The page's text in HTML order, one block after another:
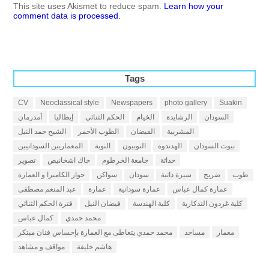
This site uses Akismet to reduce spam. Learn how your
comment data is processed.
Tags
CV Neoclassical style Newspapers photo gallery
Suakin
أمدرمان
إيطاليا الحكم الثنائي الخيام الرشايدة
السودان
الشيخ حمد النيل
الطوب الأحمر الفيضان
المشربية
المعماريين السودانيين
النوبة النوبيون الهدندوة
بيوت السودان
تصوير
جاك اشخانيص جامعة الخرطوم
حداثة
حوار الكاميرا و العمارة
سواكن سودان سيرة ذاتية ضريح
طوب
عبد المنعم مصطفى
عمارة عمارة سودانية
عمارة كمال عباس
فترة الحكم الثنائي
فيضان النيل كلية الهندسة
كلية غردون التذكارية
كمال عباس
محمد حمدي
محمد حمدي يتعاطى مع العمارة بإحساس فنان مبتكر
مساجد
معمار
مواقف و مشاهد
هاشم خليفة